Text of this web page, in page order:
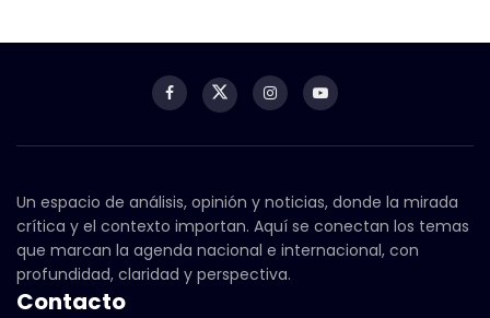
Un espacio de análisis, opinión y noticias, donde la mirada
crítica y el contexto importan. Aquí se conectan los temas
que marcan la agenda nacional e internacional, con
profundidad, claridad y perspectiva.
Contacto